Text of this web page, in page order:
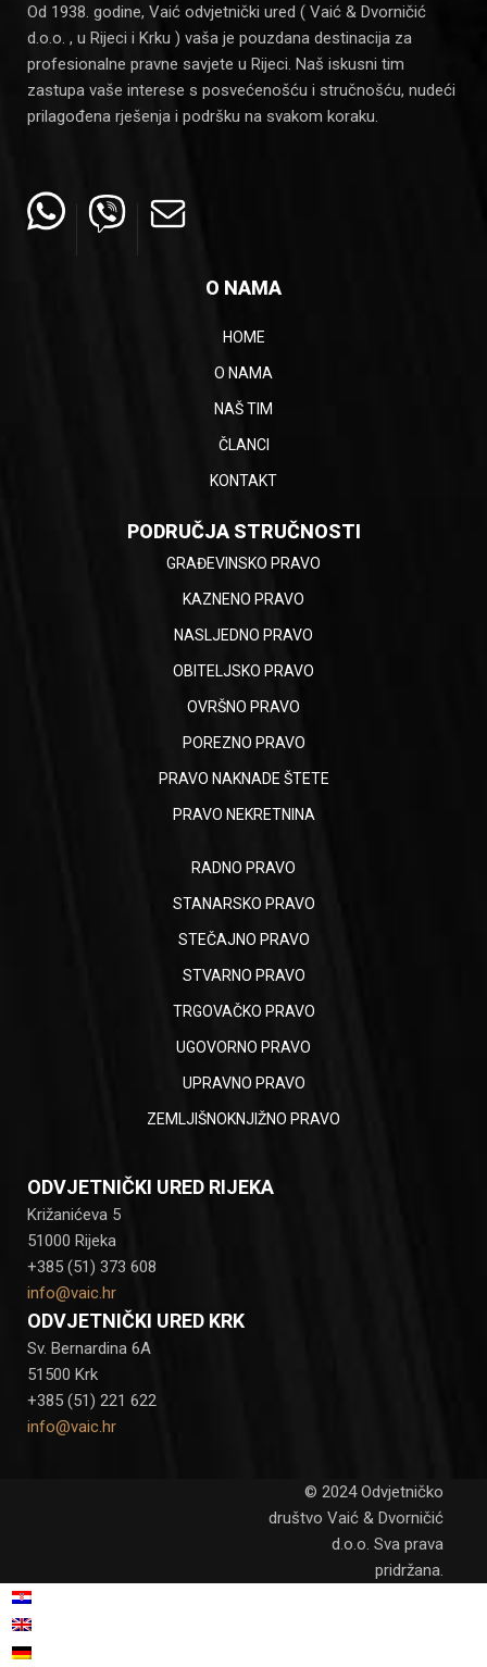
Od 1938. godine, Vaić odvjetnički ured ( Vaić & Dvorničić
d.o.o. , u Rijeci i Krku ) vaša je pouzdana destinacija za
profesionalne pravne savjete u Rijeci. Naš iskusni tim
zastupa vaše interese s posvećenošću i stručnošću, nudeći
prilagođena rješenja i podršku na svakom koraku.
O NAMA
HOME
O NAMA
NAŠ TIM
ČLANCI
KONTAKT
PODRUČJA STRUČNOSTI
GRAĐEVINSKO PRAVO
KAZNENO PRAVO
NASLJEDNO PRAVO
OBITELJSKO PRAVO
OVRŠNO PRAVO
POREZNO PRAVO
PRAVO NAKNADE ŠTETE
PRAVO NEKRETNINA
RADNO PRAVO
STANARSKO PRAVO
STEČAJNO PRAVO
STVARNO PRAVO
TRGOVAČKO PRAVO
UGOVORNO PRAVO
UPRAVNO PRAVO
ZEMLJIŠNOKNJIŽNO PRAVO
ODVJETNIČKI URED RIJEKA
Križanićeva 5
51000 Rijeka
+385 (51) 373 608
info@vaic.hr
ODVJETNIČKI URED KRK
Sv. Bernardina 6A
51500 Krk
+385 (51) 221 622
info@vaic.hr
© 2024 Odvjetničko
društvo Vaić & Dvorničić
d.o.o. Sva prava
pridržana.